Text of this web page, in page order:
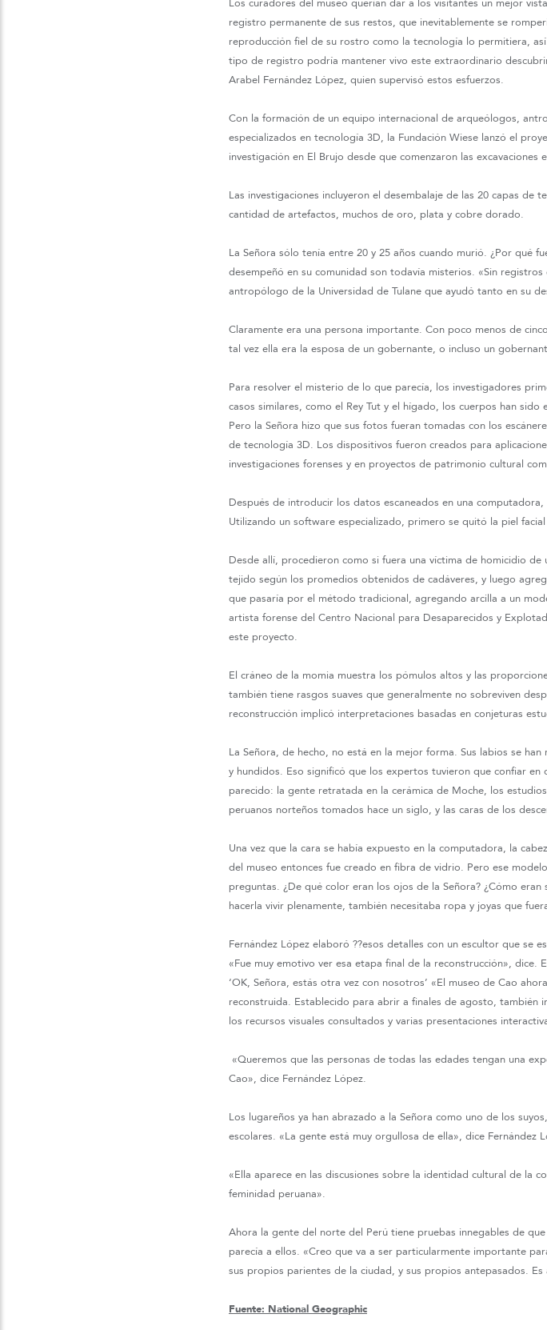
Los curadores del museo querían dar a los visitantes un mejor
registro permanente de sus restos, que inevitablemente se
reproducción fiel de su rostro como la tecnología lo permitiera,
tipo de registro podría mantener vivo este extraordinario
Arabel Fernández López, quien supervisó estos esfuerzos.
Con la formación de un equipo internacional de arqueólogos,
especializados en tecnología 3D, la Fundación Wiese lanzó el
investigación en El Brujo desde que comenzaron las
Las investigaciones incluyeron el desembalaje de las 20 capas de
cantidad de artefactos, muchos de oro, plata y cobre dorado.
La Señora sólo tenía entre 20 y 25 años cuando murió. ¿Por qué
desempeñó en su comunidad son todavía misterios. «Sin
antropólogo de la Universidad de Tulane que ayudó tanto en su
Claramente era una persona importante. Con poco menos de
tal vez ella era la esposa de un gobernante, o incluso un
Para resolver el misterio de lo que parecía, los investigadores
casos similares, como el Rey Tut y el hígado, los cuerpos han
Pero la Señora hizo que sus fotos fueran tomadas con los
de tecnología 3D. Los dispositivos fueron creados para
investigaciones forenses y en proyectos de patrimonio cultural
Después de introducir los datos escaneados en una
Utilizando un software especializado, primero se quitó la piel
Desde allí, procedieron como si fuera una víctima de homicidio
tejido según los promedios obtenidos de cadáveres, y luego
que pasaría por el método tradicional, agregando arcilla a un
artista forense del Centro Nacional para Desaparecidos y
este proyecto.
El cráneo de la momia muestra los pómulos altos y las
también tiene rasgos suaves que generalmente no sobreviven
reconstrucción implicó interpretaciones basadas en conjeturas
La Señora, de hecho, no está en la mejor forma. Sus labios se
y hundidos. Eso significó que los expertos tuvieron que confiar
parecido: la gente retratada en la cerámica de Moche, los
peruanos norteños tomados hace un siglo, y las caras de los
Una vez que la cara se había expuesto en la computadora, la
del museo entonces fue creado en fibra de vidrio. Pero ese
preguntas. ¿De qué color eran los ojos de la Señora? ¿Cómo
hacerla vivir plenamente, también necesitaba ropa y joyas que
Fernández López elaboró ??esos detalles con un escultor que se
«Fue muy emotivo ver esa etapa final de la reconstrucción»,
‘OK, Señora, estás otra vez con nosotros’ «El museo de Cao
reconstruida. Establecido para abrir a finales de agosto,
los recursos visuales consultados y varias presentaciones
«Queremos que las personas de todas las edades tengan una
Cao», dice Fernández López.
Los lugareños ya han abrazado a la Señora como uno de los
escolares. «La gente está muy orgullosa de ella», dice Fernández
«Ella aparece en las discusiones sobre la identidad cultural de la
feminidad peruana».
Ahora la gente del norte del Perú tiene pruebas innegables de
parecía a ellos. «Creo que va a ser particularmente importante
sus propios parientes de la ciudad, y sus propios antepasados.
Fuente: National Geographic